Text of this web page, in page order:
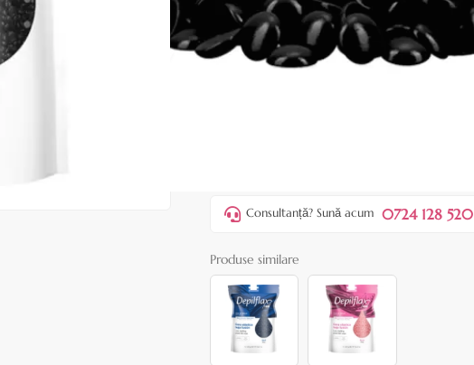
69,90 lei Preț: 59,90 lei
ADAUGĂ ÎN COȘ
Consultanță? Sună acum 0724 128 520
Produse similare